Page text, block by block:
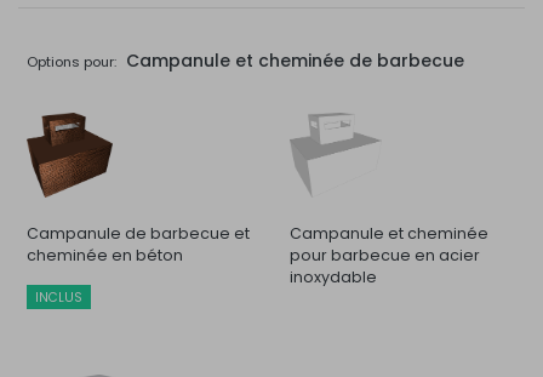
Options pour: Campanule et cheminée de barbecue
Campanule de barbecue et
cheminée en béton
INCLUS
Campanule et cheminée
pour barbecue en acier
inoxydable